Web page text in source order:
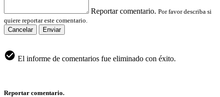
Reportar comentario. Por favor describa si
quiere reportar este comentario.
Cancelar
Enviar
El informe de comentarios fue eliminado con éxito.
Reportar comentario.